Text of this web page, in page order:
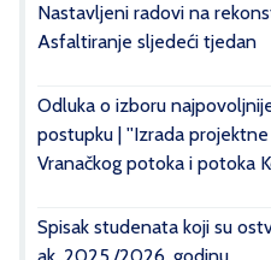
Nastavljeni radovi na
Asfaltiranje sljedeći tjedan
Odluka o izboru
postupku | ''Izrada
Vranačkog potoka i potoka
Spisak studenata koji su